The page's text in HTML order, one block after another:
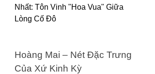
Nhất: Tôn Vinh "Hoa Vua" Giữa
Lòng Cố Đô
Hoàng Mai – Nét Đặc Trưng
Của Xứ Kinh Kỳ